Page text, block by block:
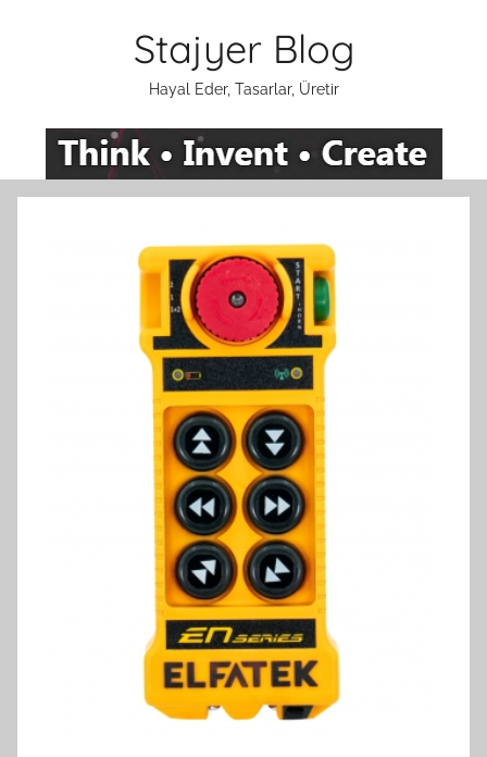
Stajyer Blog
Hayal Eder, Tasarlar, Üretir